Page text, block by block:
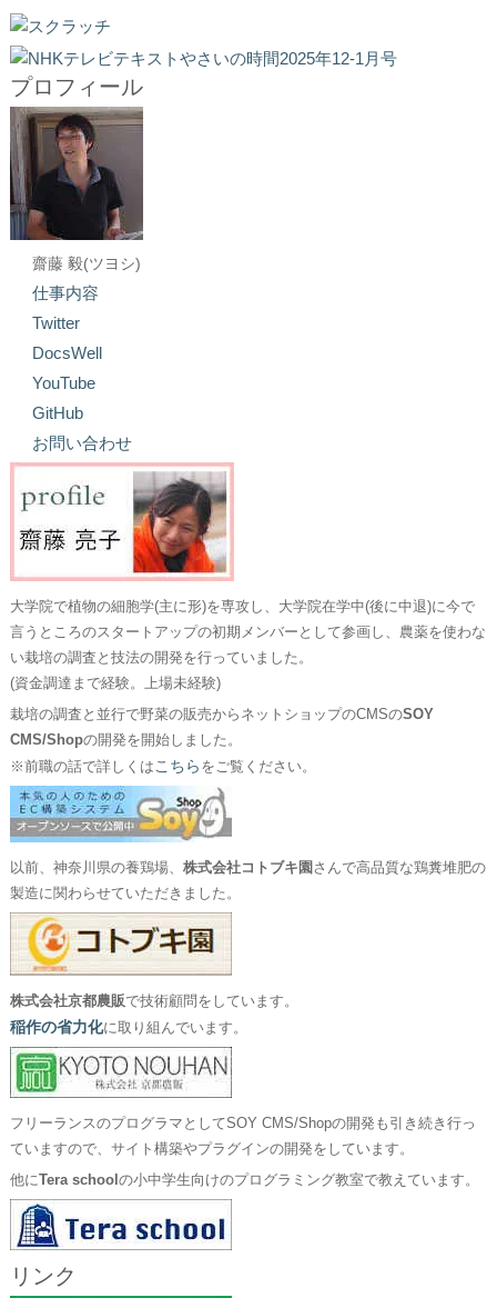
プロフィール
齋藤 毅(ツヨシ)
仕事内容
Twitter
DocsWell
YouTube
GitHub
お問い合わせ
大学院で植物の細胞学(主に形)を専攻し、大学院在学中(後に中退)に今で
言うところのスタートアップの初期メンバーとして参画し、農薬を使わな
い栽培の調査と技法の開発を行っていました。
(資金調達まで経験。上場未経験)
栽培の調査と並行で野菜の販売からネットショップのCMSのSOY
CMS/Shopの開発を開始しました。
※前職の話で詳しくは こちら をご覧ください。
以前、神奈川県の養鶏場、 株式会社コトブキ園 さんで高品質な鶏糞堆肥の
製造に関わらせていただきました。
株式会社京都農販で技術顧問をしています。
稲作の省力化に取り組んでいます。
フリーランスのプログラマとしてSOY CMS/Shopの開発も引き続き行っ
ていますので、サイト構築やプラグインの開発をしています。
他にTera school の小中学生向けのプログラミング教室で教えています。
リンク